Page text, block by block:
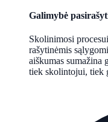
Galimybė
Skolinimosi
rašytinėmis
aiškumas sumažina
tiek skolintojui, tiek